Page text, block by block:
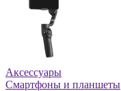
Аксессуары
Смартфоны и планшеты